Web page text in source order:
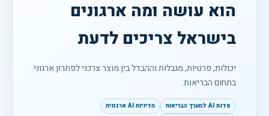
הוא עושה ומה ארגונים
בישראל צריכים לדעת
יכולות, פרטיות, מגבלות וההבדל בין מוצר צרכני לפתרון ארגוני
בתחום הבריאות.
סדנת AI למערך הבריאות
מדיניות AI ארגונית